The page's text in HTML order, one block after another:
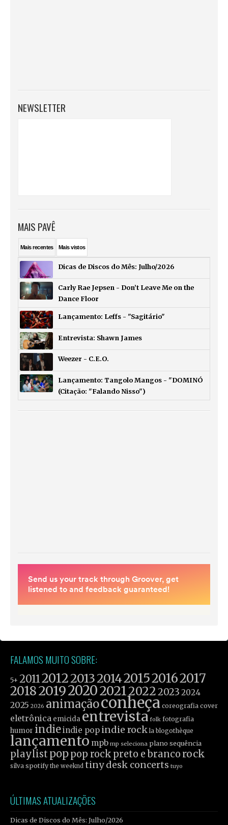
NEWSLETTER
MAIS PAVÊ
Maisrecentes Maisvistos
Dicas de Discos do Mês: Julho/2026
Carly Rae Jepsen - Don’t Leave Me on the
Dance Floor
Lançamento: Leffs - "Sagitário"
Entrevista: Shawn James
Weezer - C.E.O.
Lançamento: Tangolo Mangos - "DOMINÓ
(Citação: "Falando Nisso")
FALAMOS MUITO SOBRE:
5+ 2011201220132014201520162017
201820192020202120222023 2024
2025 2026 animaçãoconheça coreografia cover
eletrônica emicida entrevista folk fotografia
humor indieindie pop indie rock la blogothèque
lançamento mpb mp seleciona plano sequência
playlist poppop rock preto e branco rock
silva spotify the weeknd tiny desk concerts tuyo
ÚLTIMAS ATUALIZAÇÕES
Dicas de Discos do Mês: Julho/2026